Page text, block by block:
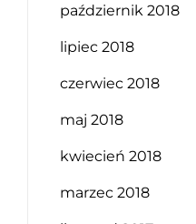
październik 2018
lipiec 2018
czerwiec 2018
maj 2018
kwiecień 2018
marzec 2018